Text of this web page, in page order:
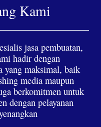
Kami
jasa pembuatan,
hadir dengan
yang maksimal, baik
media maupun
berkomitmen untuk
dengan pelayanan